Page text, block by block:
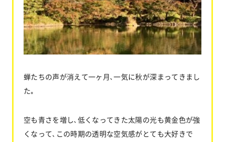
蝉たちの声が消えて一ヶ月､一気に秋が深まってきまし
た｡
空も青さを増し､低くなってきた太陽の光も黄金色が強
くなって､この時期の透明な空気感がとても大好きで
ブログ
採用情報
協力業者公募